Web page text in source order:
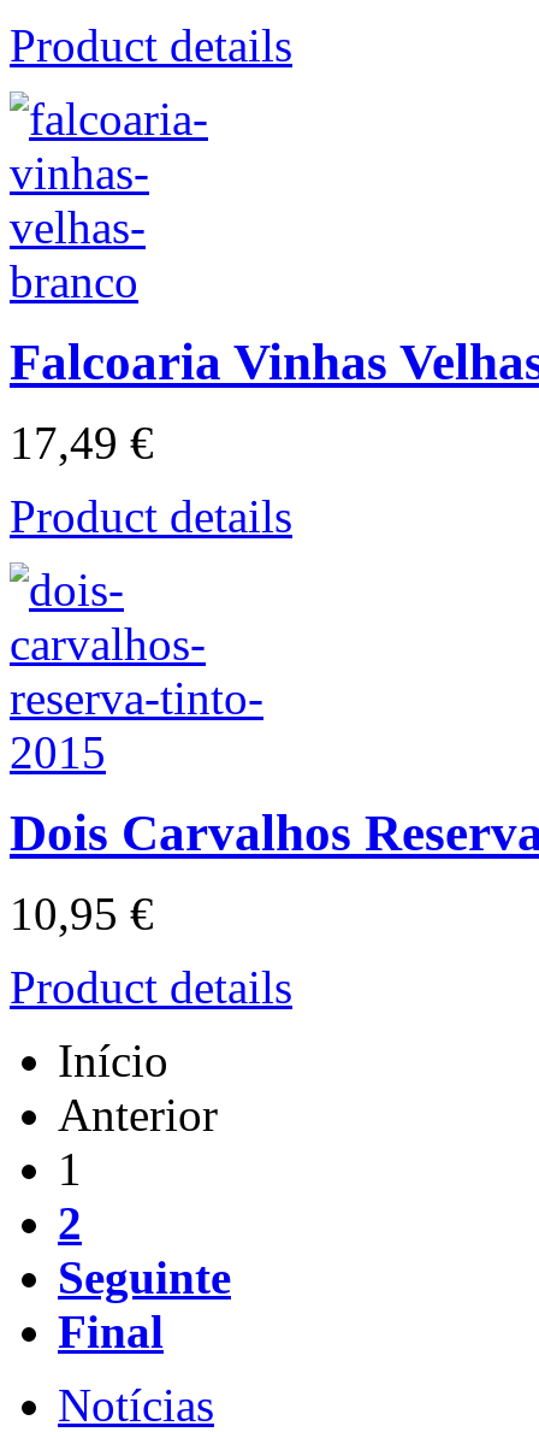
Product details
Falcoaria Vinhas
17,49 €
Product details
Dois Carvalhos
10,95 €
Product details
Início
Anterior
1
2
Seguinte
Final
Notícias